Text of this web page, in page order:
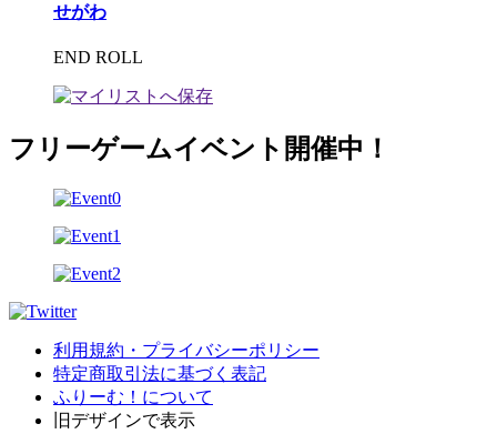
せがわ
END ROLL
フリーゲームイベント開催中！
利用規約・プライバシーポリシー
特定商取引法に基づく表記
ふりーむ！について
旧デザインで表示